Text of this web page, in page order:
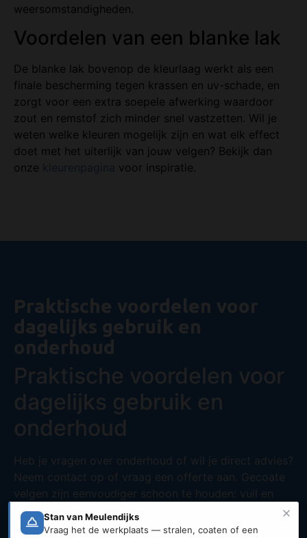
weersomstandigheden.
Voordelen van een blanke lak
De blanke lak bovenop de kleurlaag werkt als een
finale bescherming tegen krassen en uv-schade, en
zorgt voor een extra soepele afwerking waardoor
zout en remstof zich minder snel vastzetten. Wil je
weten welke kleuren mogelijk zijn en wat elk effect
doet met het uiterlijk van jouw velgen? Bekijk dan
onze kleurenpagina voor inspiratie.
Praktische voordelen voor
dagelijks gebruik en
onderhoud
Praktische voordelen voor
dagelijks gebruik en
onderhoud
Heb je vragen over onderhoud of wil je direct advies?
Neem contact op of vraag een offerte aan . Gecoate
velgen zijn eenvoudiger schoon te houden: vuil en
remstof hechten minder sterk aan een
gepoedercoate laag dan aan ruwer of aangetast